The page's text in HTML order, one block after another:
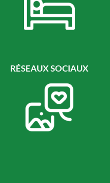
RÉSEAUX SOCIAUX